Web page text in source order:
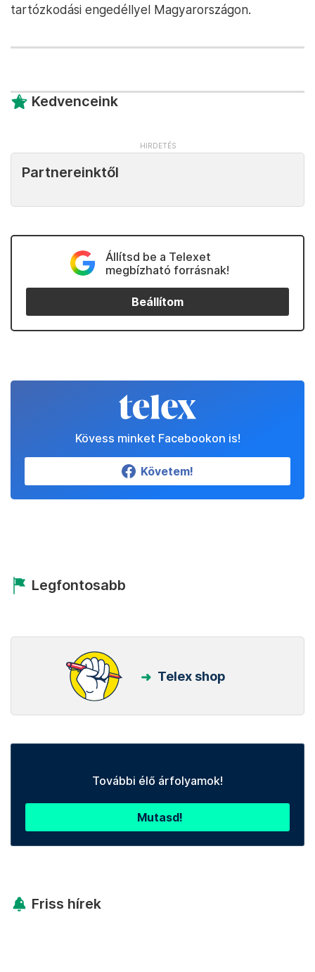
tartózkodási engedéllyel Magyarországon.
Kedvenceink
Partnereinktől
Állítsd be a Telexet
megbízható forrásnak!
Beállítom
Kövess minket Facebookon is!
Követem!
Legfontosabb
Telex shop
További élő árfolyamok!
Mutasd!
Friss hírek